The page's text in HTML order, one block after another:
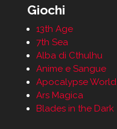
Giochi
13th Age
7th Sea
Alba di Cthulhu
Anime e Sangue
Apocalypse World
Ars Magica
Blades in the Dark